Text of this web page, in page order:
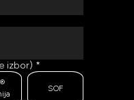
SOF
izbor) *